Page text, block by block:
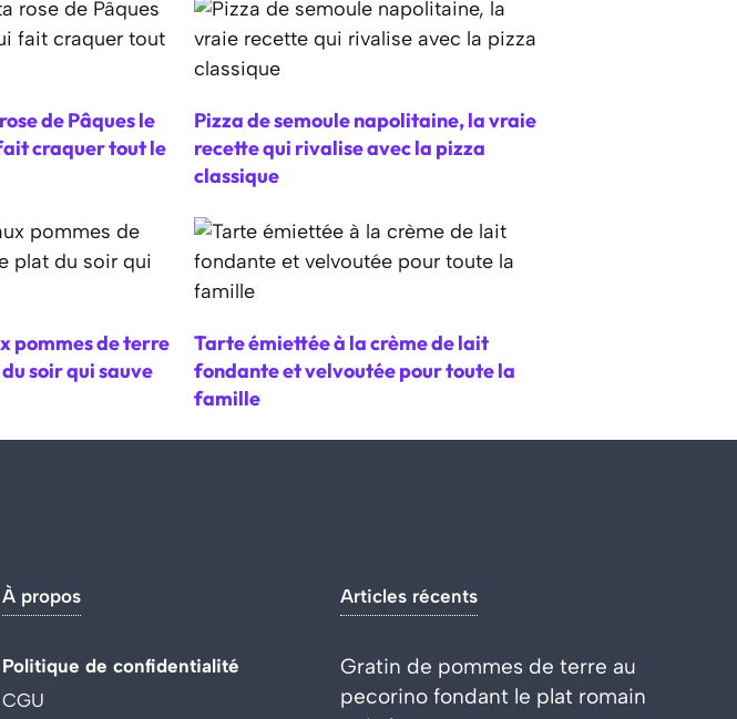
de Pâques le
craquer tout le
Pizza de semoule napolitaine, la vraie
recette qui rivalise avec la pizza
classique
pommes de terre
soir qui sauve
Tarte émiettée à la crème de lait
fondante et velvoutée pour toute la
famille
À propos
Politique de confidentialité
CGU
Articles récents
Gratin de pommes de terre au
pecorino fondant le plat romain